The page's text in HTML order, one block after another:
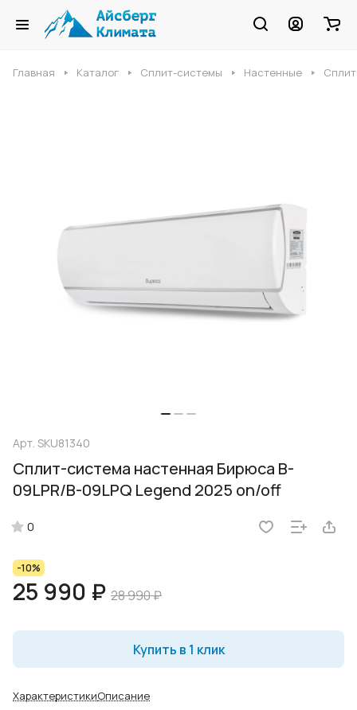
Главная Каталог Сплит-системы Настенные
Арт. SKU81340
Сплит-система настенная Бирюса B-
09LPR/B-09LPQ Legend 2025 on/off
0
-10%
25 990 ₽ 28 990 ₽
Купить в 1 клик
ХарактеристикиОписание